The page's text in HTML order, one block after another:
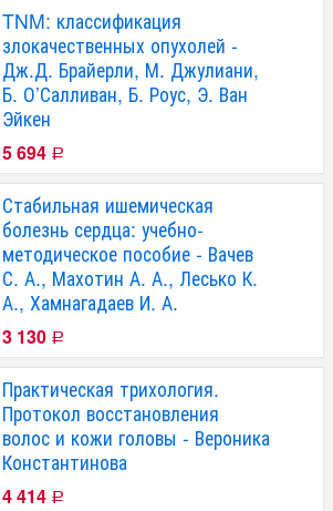
TNM: классификация
злокачественных опухолей -
Дж.Д. Брайерли, М. Джулиани,
Б. О’Салливан, Б. Роус, Э. Ван
Эйкен
5 694 Р
Стабильная ишемическая
болезнь сердца: учебно-
методическое пособие - Вачев
С. А., Махотин А. А., Лесько К.
А., Хамнагадаев И. А.
3 130 Р
Практическая трихология.
Протокол восстановления
волос и кожи головы - Вероника
Константинова
4 414 Р